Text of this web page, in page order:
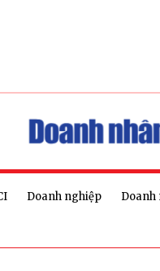
Doanh nghiệp Doanh